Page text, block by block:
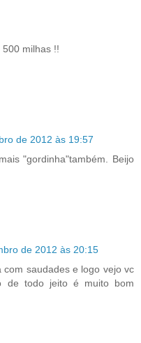
milhas !!
de 2012 às 19:57
"gordinha"também. Beijo
de 2012 às 20:15
saudades e logo vejo vc
de todo jeito é muito bom